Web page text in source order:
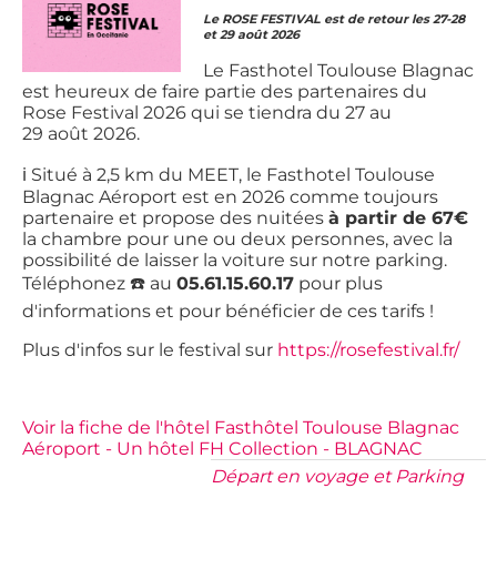
Le ROSE FESTIVAL est de retour les 27-28
et 29 août 2026
Le Fasthotel Toulouse Blagnac
est heureux de faire partie des partenaires du
Rose Festival 2026 qui se tiendra du 27 au
29 août 2026.
ℹ️ Situé à 2,5 km du MEET, le Fasthotel Toulouse
Blagnac Aéroport est en 2026 comme toujours
partenaire et propose des nuitées à partir de 67€
la chambre pour une ou deux personnes, avec la
possibilité de laisser la voiture sur notre parking.
Téléphonez ☎️ au 05.61.15.60.17 pour plus
d'informations et pour bénéficier de ces tarifs !
Plus d'infos sur le festival sur https://rosefestival.fr/
Voir la fiche de l'hôtel Fasthôtel Toulouse Blagnac
Aéroport - Un hôtel FH Collection - BLAGNAC
Départ en voyage et Parking